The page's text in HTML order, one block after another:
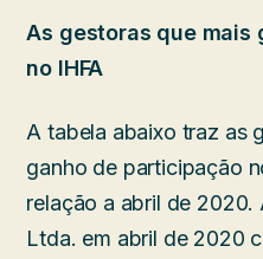
As gestoras que mais
no IHFA
A tabela abaixo traz as
ganho de participação
relação a abril de 2020.
Ltda. em abril de 2020